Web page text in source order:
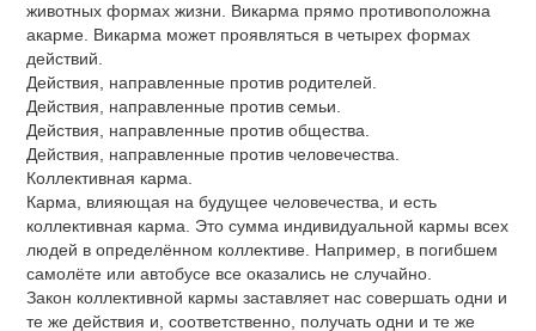
животных формах жизни. Викарма прямо противоположна
акарме. Викарма может проявляться в четырех формах
действий.
Действия, направленные против родителей.
Действия, направленные против семьи.
Действия, направленные против общества.
Действия, направленные против человечества.
Коллективная карма.
Карма, влияющая на будущее человечества, и есть
коллективная карма. Это сумма индивидуальной кармы всех
людей в определённом коллективе. Например, в погибшем
самолёте или автобусе все оказались не случайно.
Закон коллективной кармы заставляет нас совершать одни и
те же действия и, соответственно, получать одни и те же